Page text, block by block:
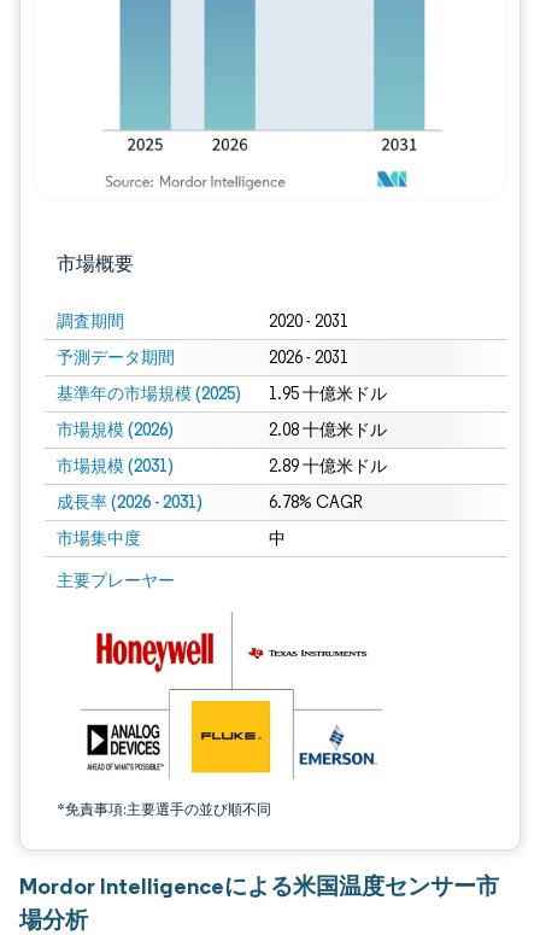
市場概要
調査期間 2020 - 2031
予測データ期間 2026 - 2031
基準年の市場規模 (2025) 1.95 十億米ドル
市場規模 (2026) 2.08 十億米ドル
市場規模 (2031) 2.89 十億米ドル
成長率 (2026 - 2031) 6.78% CAGR
市場集中度 中
主要プレーヤー
*免責事項:主要選手の並び順不同
画像 © Mordor Intelligence。再利用にはCC BY 4.0の表示が必要です。
Mordor Intelligenceによる米国温度センサー市
場分析